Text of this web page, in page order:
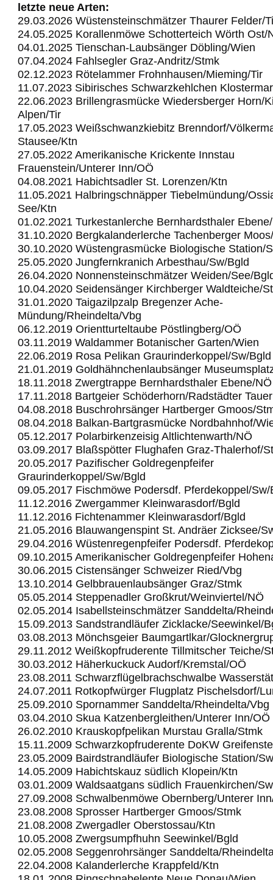
letzte neue Arten:
29.03.2026 Wüstensteinschmätzer Thaurer Felder/
24.05.2025 Korallenmöwe Schotterteich Wörth Ost/
04.01.2025 Tienschan-Laubsänger Döbling/Wien
07.04.2024 Fahlsegler Graz-Andritz/Stmk
02.12.2023 Rötelammer Frohnhausen/Mieming/Tir
11.07.2023 Sibirisches Schwarzkehlchen
22.06.2023 Brillengrasmücke Wiedersberger Horn/
Alpen/Tir
17.05.2023 Weißschwanzkiebitz Brenndorf/
Stausee/Ktn
27.05.2022 Amerikanische Krickente Innstau
Frauenstein/Unterer Inn/OÖ
04.08.2021 Habichtsadler St. Lorenzen/Ktn
11.05.2021 Halbringschnäpper Tiebelmündung/
See/Ktn
01.02.2021 Turkestanlerche Bernhardsthaler
31.10.2020 Bergkalanderlerche Tachenberger
30.10.2020 Wüstengrasmücke Biologische Station/
25.05.2020 Jungfernkranich Arbesthau/Sw/Bgld
26.04.2020 Nonnensteinschmätzer Weiden/See/
10.04.2020 Seidensänger Kirchberger Waldteiche/
31.01.2020 Taigazilpzalp Bregenzer Ache-
Mündung/Rheindelta/Vbg
06.12.2019 Orientturteltaube Pöstlingberg/OÖ
03.11.2019 Waldammer Botanischer Garten/Wien
22.06.2019 Rosa Pelikan Graurinderkoppel/Sw/Bgld
21.01.2019 Goldhähnchenlaubsänger
18.11.2018 Zwergtrappe Bernhardsthaler Ebene/NÖ
17.11.2018 Bartgeier Schöderhorn/Radstädter
04.08.2018 Buschrohrsänger Hartberger Gmoos/
08.04.2018 Balkan-Bartgrasmücke Nordbahnhof/
05.12.2017 Polarbirkenzeisig Altlichtenwarth/NÖ
03.09.2017 Blaßspötter Flughafen Graz-Thalerhof/
20.05.2017 Pazifischer Goldregenpfeifer
Graurinderkoppel/Sw/Bgld
09.05.2017 Fischmöwe Podersdf. Pferdekoppel/Sw/
11.12.2016 Zwergammer Kleinwarasdorf/Bgld
11.12.2016 Fichtenammer Kleinwarasdorf/Bgld
21.05.2016 Blauwangenspint St. Andräer Zicksee/
29.04.2016 Wüstenregenpfeifer Podersdf.
09.10.2015 Amerikanischer Goldregenpfeifer
30.06.2015 Cistensänger Schweizer Ried/Vbg
13.10.2014 Gelbbrauenlaubsänger Graz/Stmk
05.05.2014 Steppenadler Großkrut/Weinviertel/NÖ
02.05.2014 Isabellsteinschmätzer Sanddelta/
15.09.2013 Sandstrandläufer Zicklacke/Seewinkel/
03.08.2013 Mönchsgeier Baumgartlkar/
29.11.2012 Weißkopfruderente Tillmitscher Teiche/
30.03.2012 Häherkuckuck Audorf/Kremstal/OÖ
23.08.2011 Schwarzflügelbrachschwalbe
24.07.2011 Rotkopfwürger Flugplatz Pischelsdorf/
25.09.2010 Spornammer Sanddelta/Rheindelta/Vbg
03.04.2010 Skua Katzenbergleithen/Unterer Inn/OÖ
26.02.2010 Krauskopfpelikan Murstau Gralla/Stmk
15.11.2009 Schwarzkopfruderente DoKW
23.05.2009 Bairdstrandläufer Biologische Station/
14.05.2009 Habichtskauz südlich Klopein/Ktn
03.01.2009 Waldsaatgans südlich Frauenkirchen/
27.09.2008 Schwalbenmöwe Obernberg/Unterer
23.08.2008 Sprosser Hartberger Gmoos/Stmk
21.08.2008 Zwergadler Oberstossau/Ktn
10.05.2008 Zwergsumpfhuhn Seewinkel/Bgld
02.05.2008 Seggenrohrsänger Sanddelta/
22.04.2008 Kalanderlerche Krappfeld/Ktn